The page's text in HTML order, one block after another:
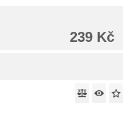
239 Kč